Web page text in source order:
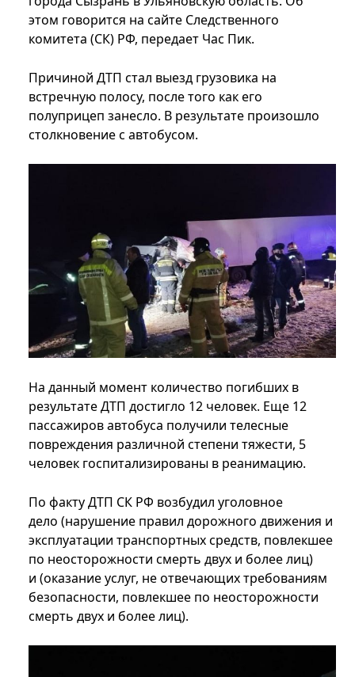
этом говорится на сайте Следственного
комитета (СК) РФ, передает Час Пик.
Причиной ДТП стал выезд грузовика на
встречную полосу, после того как его
полуприцеп занесло. В результате произошло
столкновение с автобусом.
На данный момент количество погибших в
результате ДТП достигло 12 человек. Еще 12
пассажиров автобуса получили телесные
повреждения различной степени тяжести, 5
человек госпитализированы в реанимацию.
По факту ДТП СК РФ возбудил уголовное
дело (нарушение правил дорожного движения и
эксплуатации транспортных средств, повлекшее
по неосторожности смерть двух и более лиц)
и (оказание услуг, не отвечающих требованиям
безопасности, повлекшее по неосторожности
смерть двух и более лиц).